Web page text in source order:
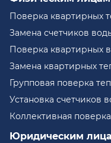
Поверка квартирных
Замена счетчиков
Поверка квартирных
Замена квартирных
Групповая поверка
Установка счетчиков
Коллективная
Юридическим